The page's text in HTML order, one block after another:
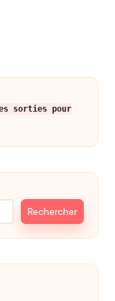
sorties pour
Rechercher